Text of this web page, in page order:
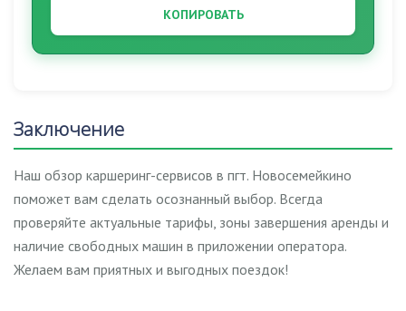
КОПИРОВАТЬ
Заключение
Наш обзор каршеринг-сервисов в пгт. Новосемейкино
поможет вам сделать осознанный выбор. Всегда
проверяйте актуальные тарифы, зоны завершения аренды и
наличие свободных машин в приложении оператора.
Желаем вам приятных и выгодных поездок!